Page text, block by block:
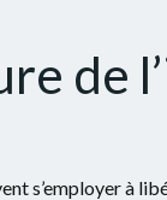
de
s’employer à